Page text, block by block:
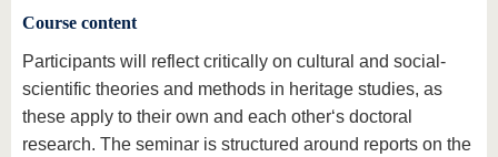
Course content
Participants will reflect critically on cultural and social-
scientific theories and methods in heritage studies, as
these apply to their own and each other‘s doctoral
research. The seminar is structured around reports on the